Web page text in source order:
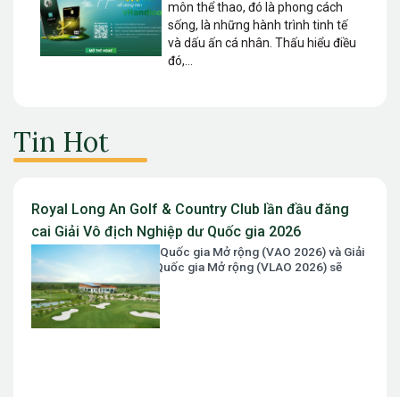
môn thể thao, đó là phong cách
sống, là những hành trình tinh tế
và dấu ấn cá nhân. Thấu hiểu điều
đó,...
Tin Hot
Royal Long An Golf & Country Club lần đầu đăng
cai Giải Vô địch Nghiệp dư Quốc gia 2026
Giải Vô địch Nghiệp dư Quốc gia Mở rộng (VAO 2026) và Giải
Vô địch Nữ Nghiệp dư Quốc gia Mở rộng (VLAO 2026) sẽ
chính thức diễn ra...